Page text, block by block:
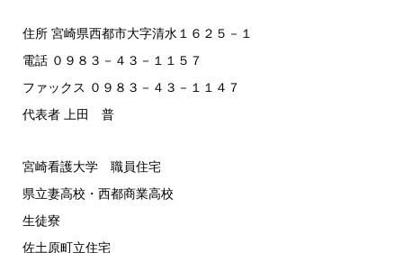
住所 宮崎県西都市大字清水１６２５－１
電話 ０９８３－４３－１１５７
ファックス ０９８３－４３－１１４７
代表者 上田 普
宮崎看護大学 職員住宅
県立妻高校・西都商業高校
生徒寮
佐土原町立住宅